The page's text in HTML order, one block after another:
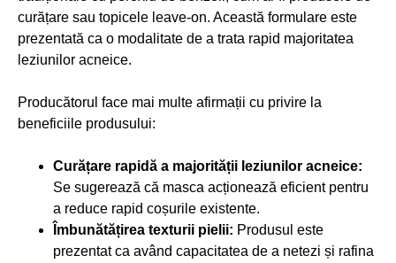
curățare sau topicele leave-on. Această formulare este
prezentată ca o modalitate de a trata rapid majoritatea
leziunilor acneice.
Producătorul face mai multe afirmații cu privire la
beneficiile produsului:
Curățare rapidă a majorității leziunilor acneice:
Se sugerează că masca acționează eficient pentru
a reduce rapid coșurile existente.
Îmbunătățirea texturii pielii: Produsul este
prezentat ca având capacitatea de a netezi și rafina